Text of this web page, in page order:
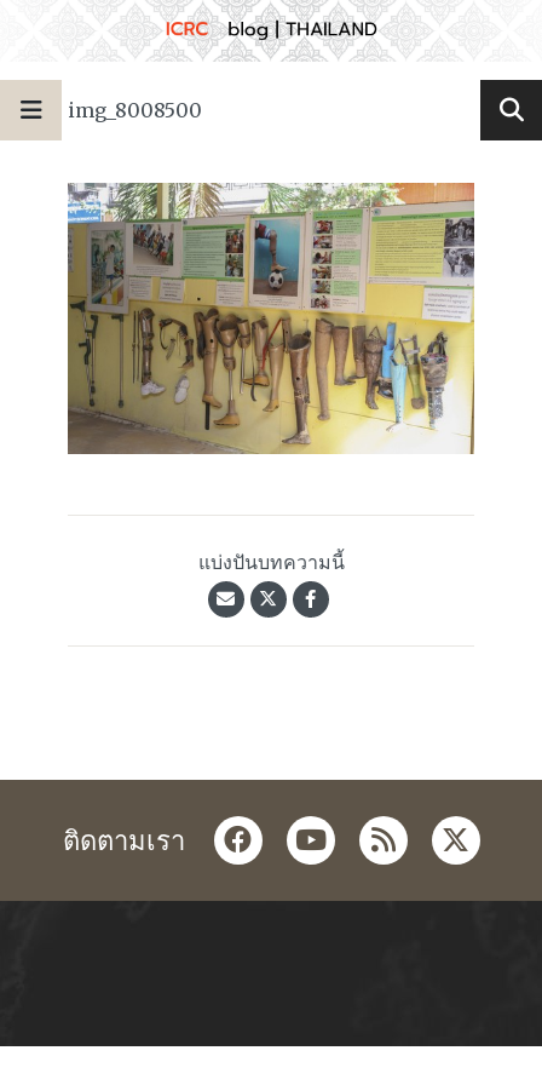
img_8008500
แบ่งปันบทความนี้
ติดตามเรา facebookyoutube
rss twitter